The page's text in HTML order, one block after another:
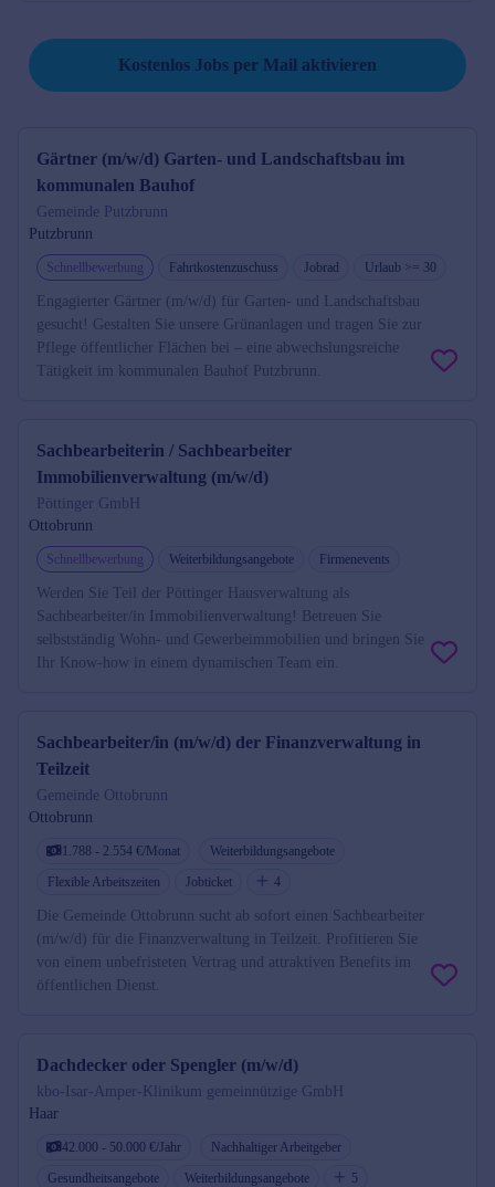
Kostenlos Jobs per Mail aktivieren
Gärtner (m/w/d) Garten- und Landschaftsbau im
kommunalen Bauhof
Gemeinde Putzbrunn
Putzbrunn
Schnellbewerbung Fahrtkostenzuschuss Jobrad Urlaub >= 30
Engagierter Gärtner (m/w/d) für Garten- und Landschaftsbau
gesucht! Gestalten Sie unsere Grünanlagen und tragen Sie zur
Pflege öffentlicher Flächen bei – eine abwechslungsreiche
Tätigkeit im kommunalen Bauhof Putzbrunn.
Sachbearbeiterin / Sachbearbeiter
Immobilienverwaltung (m/w/d)
Pöttinger GmbH
Ottobrunn
Schnellbewerbung Weiterbildungsangebote Firmenevents
Werden Sie Teil der Pöttinger Hausverwaltung als
Sachbearbeiter/in Immobilienverwaltung! Betreuen Sie
selbstständig Wohn- und Gewerbeimmobilien und bringen Sie
Ihr Know-how in einem dynamischen Team ein.
Sachbearbeiter/in (m/w/d) der Finanzverwaltung in
Teilzeit
Gemeinde Ottobrunn
Ottobrunn
1.788 - 2.554 €/Monat
Weiterbildungsangebote
Flexible Arbeitszeiten
Jobticket 4
Die Gemeinde Ottobrunn sucht ab sofort einen Sachbearbeiter
(m/w/d) für die Finanzverwaltung in Teilzeit. Profitieren Sie
von einem unbefristeten Vertrag und attraktiven Benefits im
öffentlichen Dienst.
Dachdecker oder Spengler (m/w/d)
kbo-Isar-Amper-Klinikum gemeinnützige GmbH
Haar
42.000 - 50.000 €/Jahr
Nachhaltiger Arbeitgeber
Gesundheitsangebote
Weiterbildungsangebote 5